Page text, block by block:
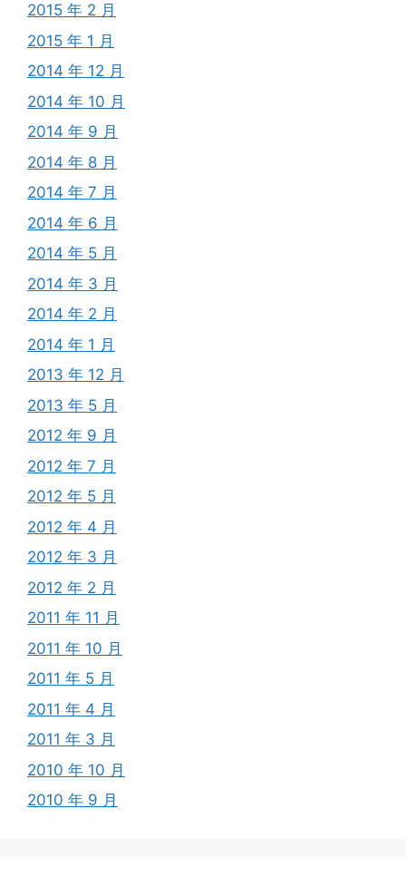
2015 年 2 月
2015 年 1 月
2014 年 12 月
2014 年 10 月
2014 年 9 月
2014 年 8 月
2014 年 7 月
2014 年 6 月
2014 年 5 月
2014 年 3 月
2014 年 2 月
2014 年 1 月
2013 年 12 月
2013 年 5 月
2012 年 9 月
2012 年 7 月
2012 年 5 月
2012 年 4 月
2012 年 3 月
2012 年 2 月
2011 年 11 月
2011 年 10 月
2011 年 5 月
2011 年 4 月
2011 年 3 月
2010 年 10 月
2010 年 9 月